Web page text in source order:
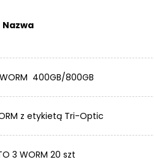
Nazwa
400GB/800GB
z etykietą Tri-Optic
3 WORM 20 szt